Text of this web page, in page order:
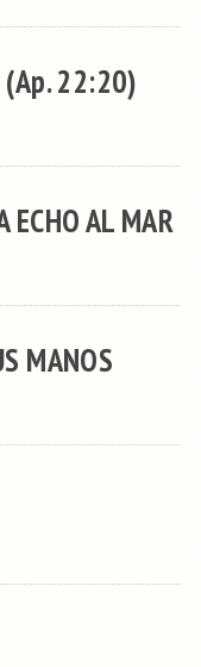
(Ap. 22:20)
ECHO AL MAR
MANOS